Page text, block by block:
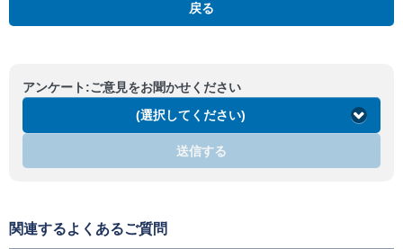
戻る
アンケート:ご意見をお聞かせください
(選択してください)
送信する
関連するよくあるご質問